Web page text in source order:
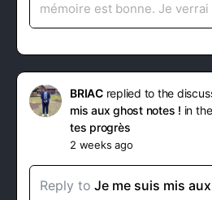
mémoire est bonne. Je verrai
BRIACreplied to the
mis aux ghost notes ! in
tes progrès
2 weeks ago
Reply to Je me suis mis